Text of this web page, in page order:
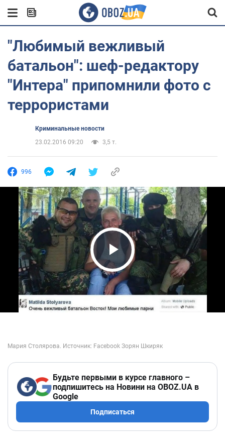
"Любимый вежливый
батальон": шеф-редактору
"Интера" припомнили фото с
террористами
Криминальные новости
23.02.2016 09:20
3,5 т.
996
Play Video
Будьте первыми в курсе главного –
подпишитесь на Новини на OBOZ.UA в
Google
Подписаться